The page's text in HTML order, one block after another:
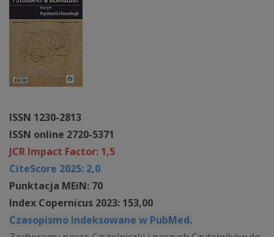
ISSN 1230-2813
ISSN online 2720-5371
JCR Impact Factor: 1,5
CiteScore 2025: 2,0
Punktacja MEiN: 70
Index Copernicus 2023: 153,00
Czasopismo indeksowane w PubMed.